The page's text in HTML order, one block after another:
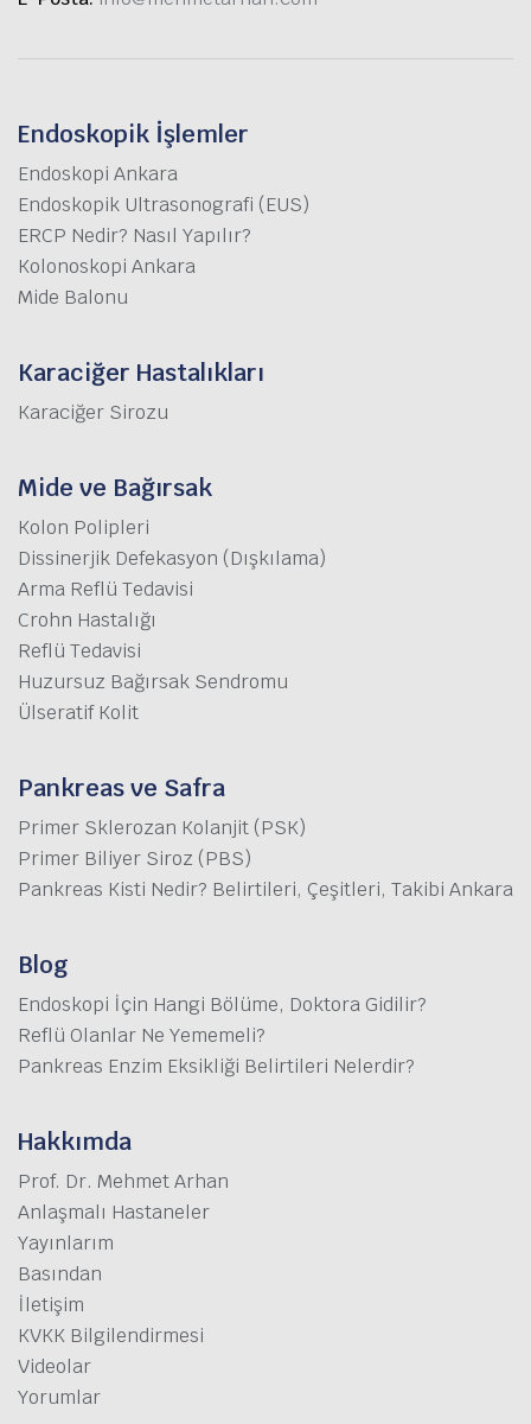
Endoskopik İşlemler
Endoskopi Ankara
Endoskopik Ultrasonografi (EUS)
ERCP Nedir? Nasıl Yapılır?
Kolonoskopi Ankara
Mide Balonu
Karaciğer Hastalıkları
Karaciğer Sirozu
Mide ve Bağırsak
Kolon Polipleri
Dissinerjik Defekasyon (Dışkılama)
Arma Reflü Tedavisi
Crohn Hastalığı
Reflü Tedavisi
Huzursuz Bağırsak Sendromu
Ülseratif Kolit
Pankreas ve Safra
Primer Sklerozan Kolanjit (PSK)
Primer Biliyer Siroz (PBS)
Pankreas Kisti Nedir? Belirtileri, Çeşitleri, Takibi Ankara
Blog
Endoskopi İçin Hangi Bölüme, Doktora Gidilir?
Reflü Olanlar Ne Yememeli?
Pankreas Enzim Eksikliği Belirtileri Nelerdir?
Hakkımda
Prof. Dr. Mehmet Arhan
Anlaşmalı Hastaneler
Yayınlarım
Basından
İletişim
KVKK Bilgilendirmesi
Videolar
Yorumlar